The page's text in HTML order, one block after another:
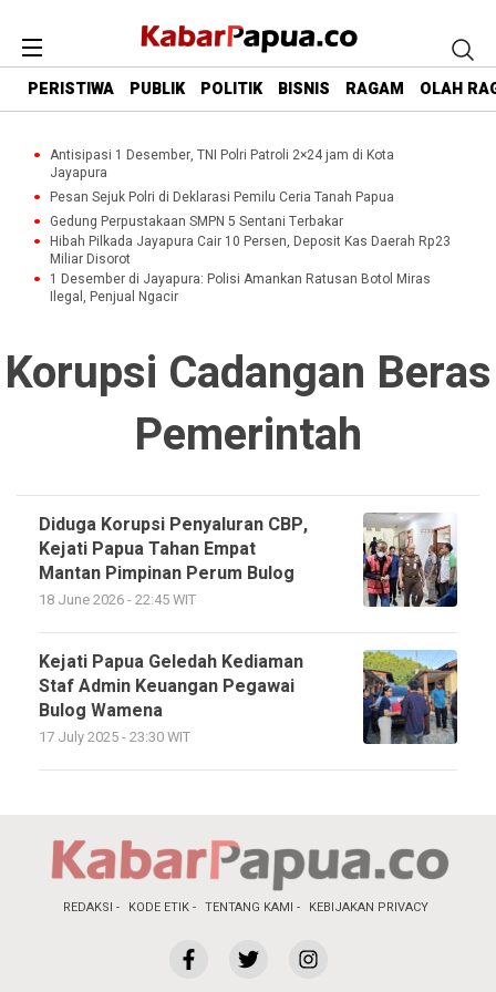
PERISTIWA PUBLIK POLITIK BISNIS RAGAM OLAH
Antisipasi 1 Desember, TNI Polri Patroli 2×24 jam di Kota
Jayapura
Pesan Sejuk Polri di Deklarasi Pemilu Ceria Tanah Papua
Gedung Perpustakaan SMPN 5 Sentani Terbakar
Hibah Pilkada Jayapura Cair 10 Persen, Deposit Kas Daerah Rp23
Miliar Disorot
1 Desember di Jayapura: Polisi Amankan Ratusan Botol Miras
Ilegal, Penjual Ngacir
Korupsi Cadangan Beras
Pemerintah
Diduga Korupsi Penyaluran CBP,
Kejati Papua Tahan Empat
Mantan Pimpinan Perum Bulog
18 June 2026 - 22:45 WIT
Kejati Papua Geledah Kediaman
Staf Admin Keuangan Pegawai
Bulog Wamena
17 July 2025 - 23:30 WIT
REDAKSI KODE ETIK TENTANG KAMI KEBIJAKAN PRIVACY